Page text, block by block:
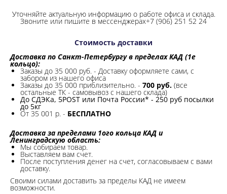
Уточняйте актуальную информацию о работе офиса и склада.
Звоните или пишите в мессенджерах+7 (906) 251 52 24
Стоимость доставки
Доставка по Санкт-Петербургу в пределах КАД (1е
кольцо):
Заказы до 35 000 руб. - Доставку оформляете сами, с
забором из нашего офиса
Заказы до 35 000 приблизительно. - 700 руб. (все
остальные ТК - самовывоз с нашего склада)
До СДЭКа, 5POST или Почта России* - 250 руб посылки
до 5кг
От 35 001 р. - БЕСПЛАТНО
Доставка за пределами 1ого кольца КАД и
Ленинградскую область:
Мы собираем товар.
Выставляем вам счет.
После поступления денег на счет, согласовываем с вами
доставку.
Своими силами доставить за пределы КАД не имеем
возможности.​